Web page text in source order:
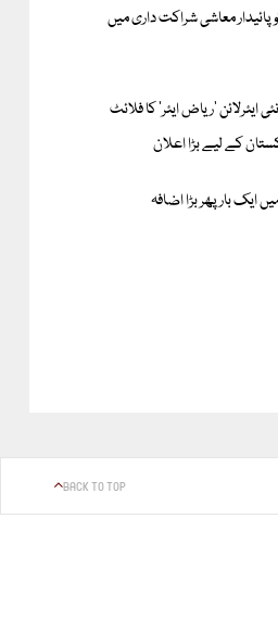
معاشی شراکت داری میں
‘ریاض ایئر’ کا فلائٹ
کے لیے بڑا اعلان
بار پھر بڑا اضافہ
BACK TO TOP